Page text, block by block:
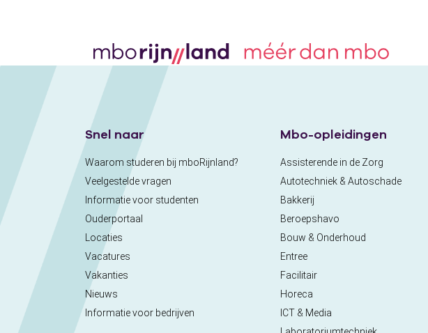
Snel naar
Waarom studeren bij mboRijnland?
Veelgestelde vragen
Informatie voor studenten
Ouderportaal
Locaties
Vacatures
Vakanties
Nieuws
Informatie voor bedrijven
Mbo-opleidingen
Assisterende in de Zorg
Autotechniek & Autoschade
Bakkerij
Beroepshavo
Bouw & Onderhoud
Entree
Facilitair
Horeca
ICT & Media